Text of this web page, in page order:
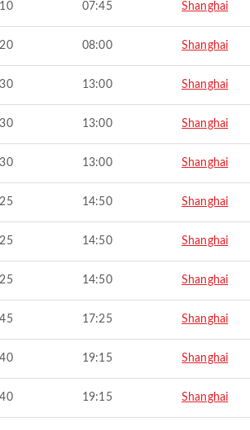
07:45 Shanghai
08:00 Shanghai
13:00 Shanghai
13:00 Shanghai
13:00 Shanghai
14:50 Shanghai
14:50 Shanghai
14:50 Shanghai
17:25 Shanghai
19:15 Shanghai
19:15 Shanghai